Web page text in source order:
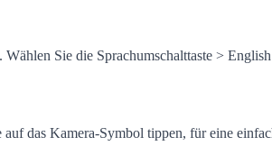
. Wählen Sie die Sprachumschalttaste > English
das Kamera-Symbol tippen, für eine